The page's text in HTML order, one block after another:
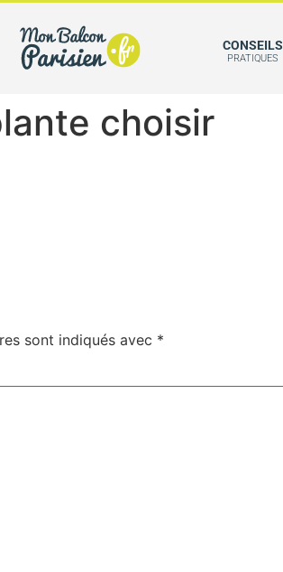
CONSEILS
PRATIQUES
choisir
sont indiqués avec *